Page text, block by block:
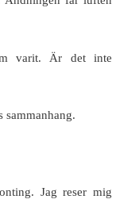
varit. Är det inte
sammanhang.
Jag reser mig